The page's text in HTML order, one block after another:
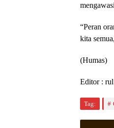
“Peran
kita
(Humas)
Editor : rul
Tag: